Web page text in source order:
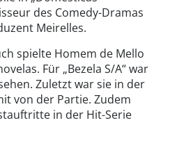
des Comedy-Dramas
Meirelles.
spielte Homem de Mello
Für „Bezela S/A“ war
Zuletzt war sie in der
von der Partie. Zudem
in der Hit-Serie